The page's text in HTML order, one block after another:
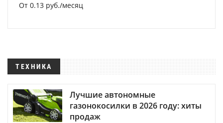
От 0.13 руб./месяц
ТЕХНИКА
Лучшие автономные
газонокосилки в 2026 году: хиты
продаж